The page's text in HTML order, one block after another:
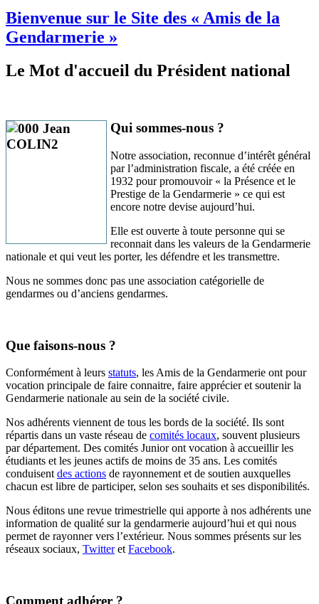
Bienvenue sur le Site des « Amis de la
Gendarmerie »
Le Mot d'accueil du Président national
Qui sommes-nous ?
Notre association, reconnue d’intérêt général
par l’administration fiscale, a été créée en
1932 pour promouvoir « la Présence et le
Prestige de la Gendarmerie » ce qui est
encore notre devise aujourd’hui.
Elle est ouverte à toute personne qui se
reconnait dans les valeurs de la Gendarmerie
nationale et qui veut les porter, les défendre et les transmettre.
Nous ne sommes donc pas une association catégorielle de
gendarmes ou d’anciens gendarmes.
Que faisons-nous ?
Conformément à leurs statuts, les Amis de la Gendarmerie ont pour
vocation principale de faire connaitre, faire apprécier et soutenir la
Gendarmerie nationale au sein de la société civile.
Nos adhérents viennent de tous les bords de la société. Ils sont
répartis dans un vaste réseau de comités locaux, souvent plusieurs
par département. Des comités Junior ont vocation à accueillir les
étudiants et les jeunes actifs de moins de 35 ans. Les comités
conduisent des actions de rayonnement et de soutien auxquelles
chacun est libre de participer, selon ses souhaits et ses disponibilités.
Nous éditons une revue trimestrielle qui apporte à nos adhérents une
information de qualité sur la gendarmerie aujourd’hui et qui nous
permet de rayonner vers l’extérieur. Nous sommes présents sur les
réseaux sociaux, Twitteret Facebook.
Comment adhérer ?